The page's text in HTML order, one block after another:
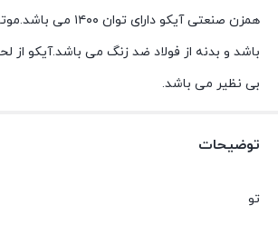
همزن صنعتی آیکو دارای
باشد و بدنه از فولاد ضد زنگ می باشد.آیکو از
بی نظیر می باشد.
توضیحات
تو